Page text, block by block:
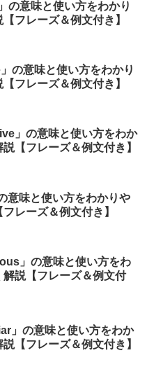
の意味と使い方をわかり
フレーズ＆例文付き】
の意味と使い方をわかり
フレーズ＆例文付き】
」の意味と使い方をわか
説【フレーズ＆例文付き】
意味と使い方をわかりや
レーズ＆例文付き】
」の意味と使い方をわ
解説【フレーズ＆例文付
」の意味と使い方をわか
説【フレーズ＆例文付き】